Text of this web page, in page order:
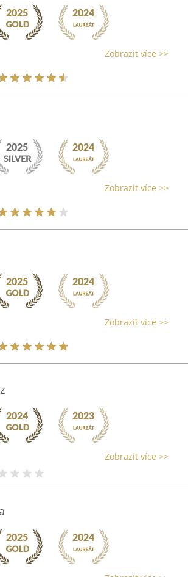
Zobrazit více >>
Zobrazit více >>
Zobrazit více >>
Zobrazit více >>